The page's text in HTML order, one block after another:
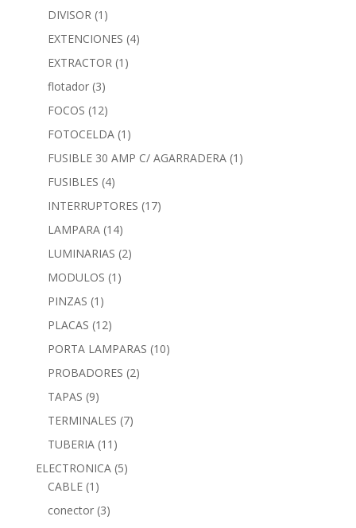
DIVISOR (1)
EXTENCIONES (4)
EXTRACTOR (1)
flotador (3)
FOCOS (12)
FOTOCELDA (1)
FUSIBLE 30 AMP C/ AGARRADERA (1)
FUSIBLES (4)
INTERRUPTORES (17)
LAMPARA (14)
LUMINARIAS (2)
MODULOS (1)
PINZAS (1)
PLACAS (12)
PORTA LAMPARAS (10)
PROBADORES (2)
TAPAS (9)
TERMINALES (7)
TUBERIA (11)
ELECTRONICA (5)
CABLE (1)
conector (3)